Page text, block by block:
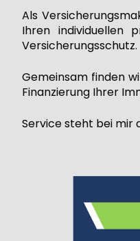
Als
Ihren individuellen
Versicherungsschutz.
Gemeinsam finden
Finanzierung Ihrer
Service steht bei mir